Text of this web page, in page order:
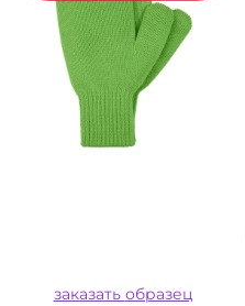
заказать образец